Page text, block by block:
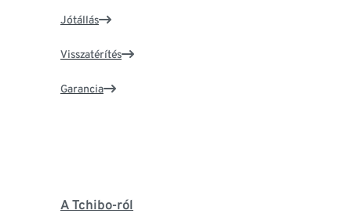
Jótállás
Visszatérítés
Garancia
A Tchibo-ról